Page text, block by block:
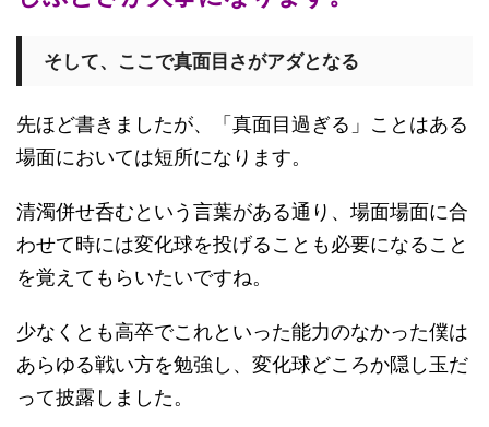
そして、ここで真面目さがアダとなる
先ほど書きましたが、「真面目過ぎる」ことはある
場面においては短所になります。
清濁併せ呑むという言葉がある通り、場面場面に合
わせて時には変化球を投げることも必要になること
を覚えてもらいたいですね。
少なくとも高卒でこれといった能力のなかった僕は
あらゆる戦い方を勉強し、変化球どころか隠し玉だ
って披露しました。